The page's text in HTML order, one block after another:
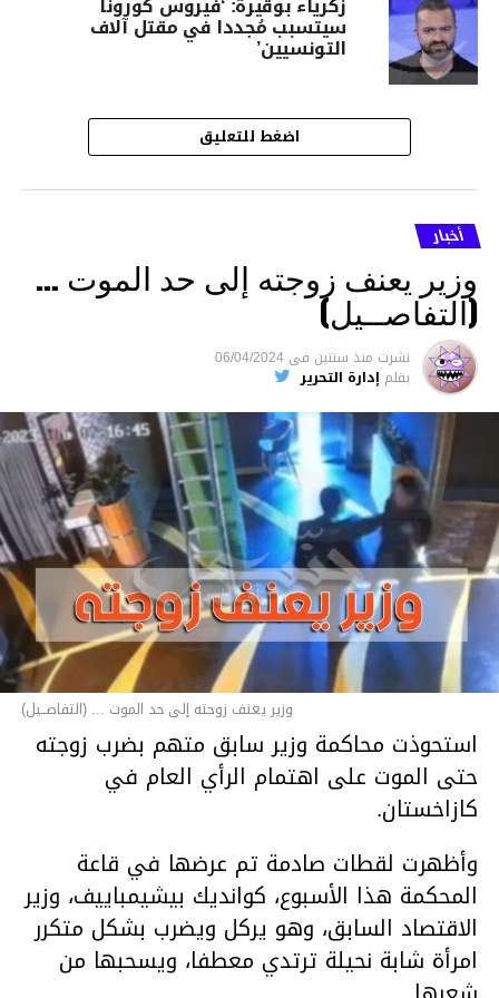
سيتسبب مُجددا في مقتل آلاف
التونسيين’
اضغط للتعليق
أخبار
وزير يعنف زوجته إلى حد الموت …
(التفاصــيل)
نشرت منذ سنتين فى 06/04/2024
بقلم إدارة التحرير
وزير يعنف زوجته إلى حد الموت ... (التفاصــيل)
استحوذت محاكمة وزير سابق متهم بضرب زوجته
حتى الموت على اهتمام الرأي العام في
كازاخستان.
وأظهرت لقطات صادمة تم عرضها في قاعة
المحكمة هذا الأسبوع، كوانديك بيشيمباييف، وزير
الاقتصاد السابق، وهو يركل ويضرب بشكل متكرر
امرأة شابة نحيلة ترتدي معطفا، ويسحبها من